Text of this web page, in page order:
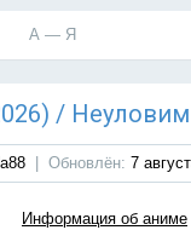
А — Я
/
Обновлён: 7
Информация об аниме